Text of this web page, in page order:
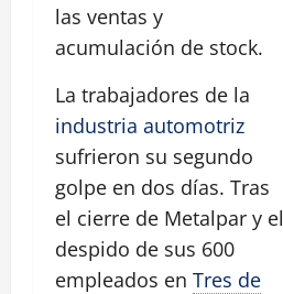
las ventas y
acumulación de stock.
La trabajadores de la
industria automotriz
sufrieron su segundo
golpe en dos días. Tras
el cierre de Metalpar y el
despido de sus 600
empleados en Tres de